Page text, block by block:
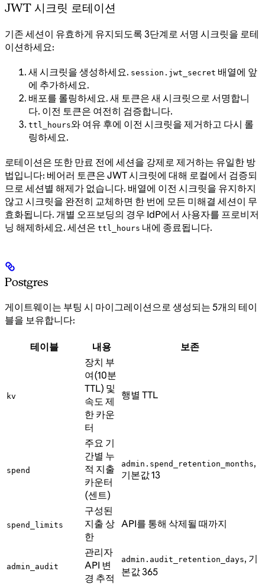
JWT 시크릿 로테이션
기존 세션이 유효하게 유지되도록 3단계로 서명 시크릿을 로테
이션하세요:
새 시크릿을 생성하세요. session.jwt_secret 배열에 앞
에 추가하세요.
배포를 롤링하세요. 새 토큰은 새 시크릿으로 서명합니
다. 이전 토큰은 여전히 검증합니다.
ttl_hours와 여유 후에 이전 시크릿을 제거하고 다시 롤
링하세요.
로테이션은 또한 만료 전에 세션을 강제로 제거하는 유일한 방
법입니다: 베어러 토큰은 JWT 시크릿에 대해 로컬에서 검증되
므로 세션별 해제가 없습니다. 배열에 이전 시크릿을 유지하지
않고 시크릿을 완전히 교체하면 한 번에 모든 미해결 세션이 무
효화됩니다. 개별 오프보딩의 경우 IdP에서 사용자를 프로비저
닝 해제하세요. 세션은 ttl_hours 내에 종료됩니다.
Postgres
게이트웨이는 부팅 시 마이그레이션으로 생성되는 5개의 테이
블을 보유합니다:
테이블 내용 보존
kv
장치 부
여(10분
TTL) 및
속도 제
한 카운
터
행별 TTL
spend
주요 기
간별 누
적 지출
카운터
(센트)
admin.spend_retention_months,
기본값 13
spend_limits
구성된
지출 상
한
API를 통해 삭제될 때까지
admin_audit
관리자
API 변
경 추적
admin.audit_retention_days, 기
본값 365